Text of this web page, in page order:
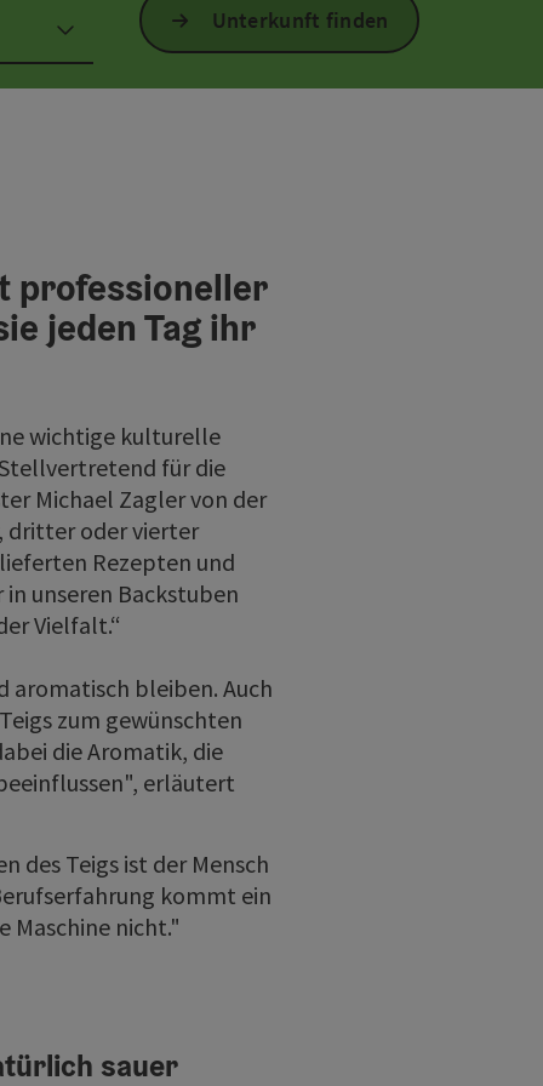
Unterkunft finden
professioneller
jeden Tag ihr
wichtige kulturelle
für die
Michael Zagler von der
dritter oder vierter
Rezepten und
unseren Backstuben
Vielfalt.“
aromatisch bleiben. Auch
zum gewünschten
die Aromatik, die
erläutert
des Teigs ist der Mensch
kommt ein
Maschine nicht."
sauer